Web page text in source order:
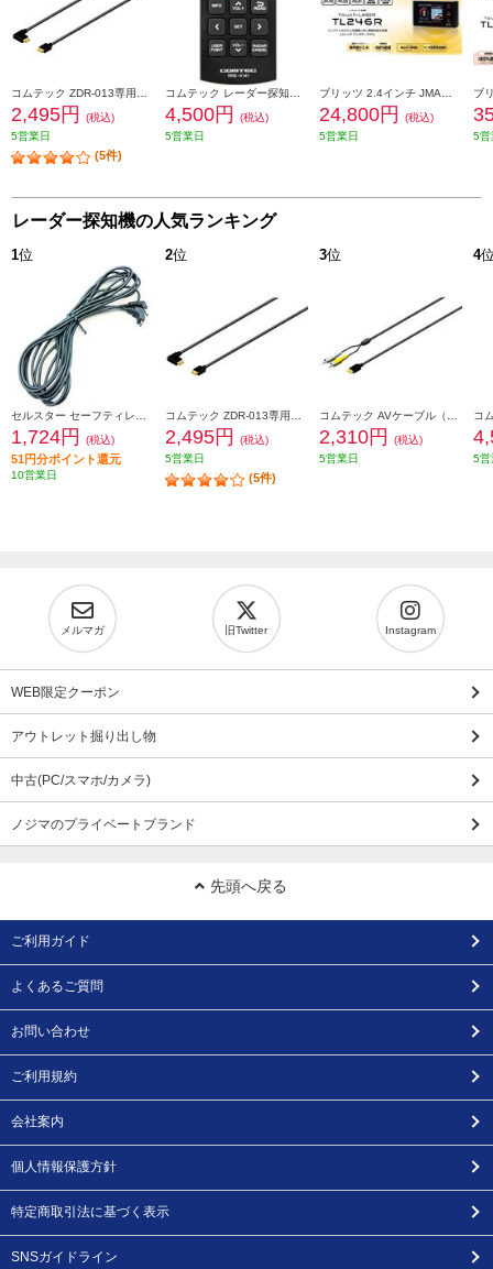
2,495円
(税込)
5営業日
(5件)
4,500円
(税込)
5営業日
24,800円
(税込)
5営業日
5営
レーダー探知機の人気ランキング
1位
1,724円 (税込)
51円分ポイント還元
10営業日
2位
2,495円
(税込)
5営業日
(5件)
3位
2,310円
(税込)
5営業日
4
5営
メルマガ 旧Twitter Instagram
WEB限定クーポン
アウトレット掘り出し物
中古(PC/スマホ/カメラ)
ノジマのプライベートブランド
先頭へ戻る
ご利用ガイド
よくあるご質問
お問い合わせ
ご利用規約
会社案内
個人情報保護方針
特定商取引法に基づく表示
SNSガイドライン